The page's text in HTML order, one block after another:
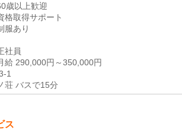
歳以上歓迎
格取得サポート
服あり
社員
給 290,000円～350,000円
1
荘 バスで15分
ス